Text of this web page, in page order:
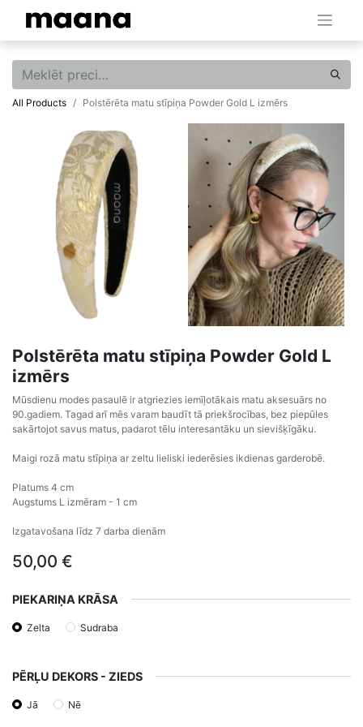
All Products Polstērēta matu stīpiņa Powder Gold L izmērs
Polstērēta matu stīpiņa Powder Gold L
izmērs
Mūsdienu modes pasaulē ir atgriezies iemīļotākais matu aksesuārs no
90.gadiem. Tagad arī mēs varam baudīt tā priekšrocības, bez piepūles
sakārtojot savus matus, padarot tēlu interesantāku un sievišķīgāku.
Maigi rozā matu stīpiņa ar zeltu lieliski iederēsies ikdienas garderobē.
Platums 4 cm
Augstums L izmēram - 1 cm
Izgatavošana līdz 7 darba dienām
50,00 €
PIEKARIŅA KRĀSA
Zelta Sudraba
PĒRĻU DEKORS - ZIEDS
Jā Nē